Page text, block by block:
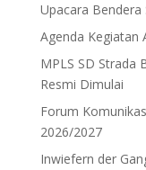
Upacara Bendera
Agenda Kegiatan
MPLS SD Strada
Resmi Dimulai
Forum
2026/2027
Inwiefern der